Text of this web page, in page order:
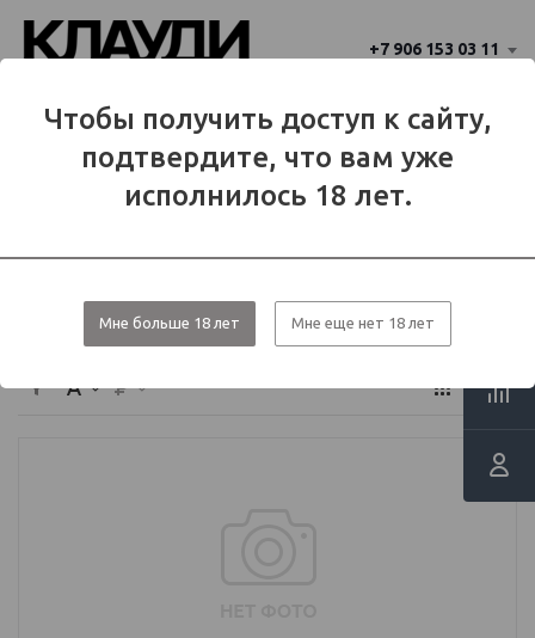
Чтобы получить доступ к сайту,
подтвердите, что вам уже
исполнилось 18 лет.
Мне больше 18 лет Мне еще нет 18 лет
+7 906 153 03 11
Балаково?
Да Нет
Балаково
Основа, PG, VG